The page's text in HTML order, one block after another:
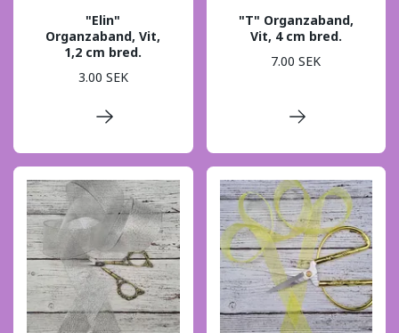
"Elin"
Organzaband, Vit,
1,2 cm bred.
3.00 SEK
"T" Organzaband,
Vit, 4 cm bred.
7.00 SEK